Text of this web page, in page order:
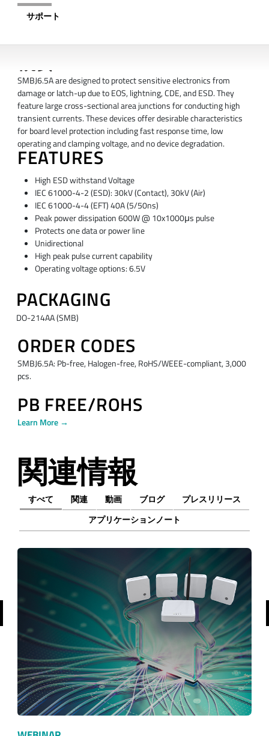
サポート
SMBJ6.5A are designed to protect sensitive electronics from
damage or latch-up due to EOS, lightning, CDE, and ESD. They
feature large cross-sectional area junctions for conducting high
transient currents. These devices offer desirable characteristics
for board level protection including fast response time, low
operating and clamping voltage, and no device degradation.
FEATURES
High ESD withstand Voltage
IEC 61000-4-2 (ESD): 30kV (Contact), 30kV (Air)
IEC 61000-4-4 (EFT) 40A (5/50ns)
Peak power dissipation 600W @ 10x1000μs pulse
Protects one data or power line
Unidirectional
High peak pulse current capability
Operating voltage options: 6.5V
PACKAGING
DO-214AA (SMB)
ORDER CODES
SMBJ6.5A: Pb-free, Halogen-free, RoHS/WEEE-compliant, 3,000
pcs.
PB FREE/ROHS
Learn More →
関連情報
すべて 関連 動画 ブログ
プレスリリース
アプリケーションノート